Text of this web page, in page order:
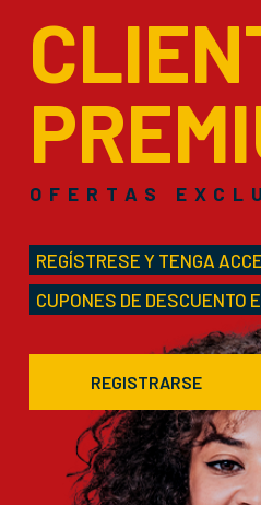
OFERTAS
REGÍSTRESE Y TENGA
CUPONES DE DESCUENTO
REGISTRARSE